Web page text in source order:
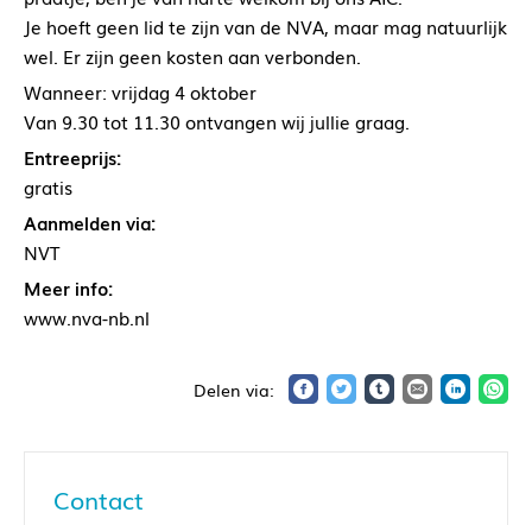
Je hoeft geen lid te zijn van de NVA, maar mag natuurlijk
wel. Er zijn geen kosten aan verbonden.
Wanneer: vrijdag 4 oktober
Van 9.30 tot 11.30 ontvangen wij jullie graag.
Entreeprijs:
gratis
Aanmelden via:
NVT
Meer info:
www.nva-nb.nl
Contact